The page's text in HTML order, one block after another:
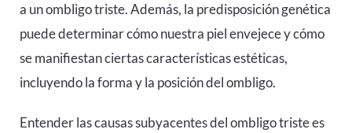
a un ombligo triste. Además, la predisposición genética
puede determinar cómo nuestra piel envejece y cómo
se manifiestan ciertas características estéticas,
incluyendo la forma y la posición del ombligo.
Entender las causas subyacentes del ombligo triste es